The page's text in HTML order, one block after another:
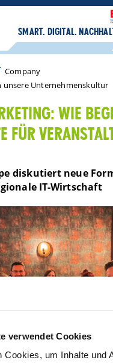
verwendet Cookies
Cookies, um Inhalte und
SMART. DIGITAL.
Company
unsere Unternehmenskultur
WIE
FÜR
diskutiert neue
IT-Wirtschaft